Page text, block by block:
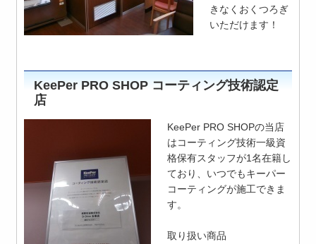
きなくおくつろぎ
いただけます！
KeePer PRO SHOP コーティング技術認定
店
KeePer PRO SHOPの当店
はコーティング技術一級資
格保有スタッフが1名在籍し
ており、いつでもキーパー
コーティングが施工できま
す。
取り扱い商品